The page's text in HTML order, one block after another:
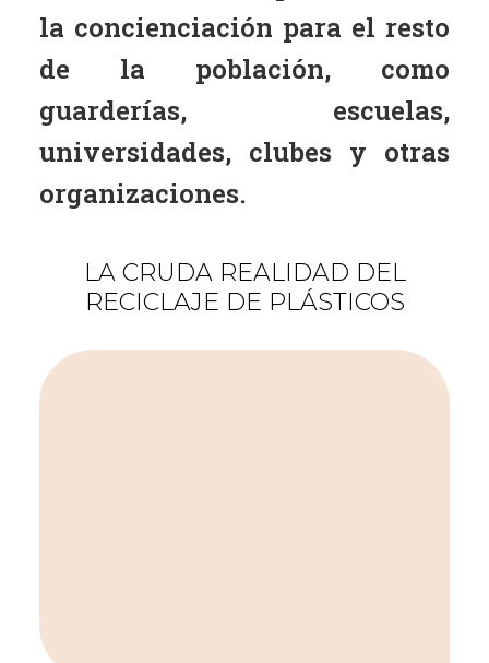
la concienciación para el resto
de la población, como
guarderías, escuelas,
universidades, clubes y otras
organizaciones.
LA CRUDA REALIDAD DEL
RECICLAJE DE PLÁSTICOS